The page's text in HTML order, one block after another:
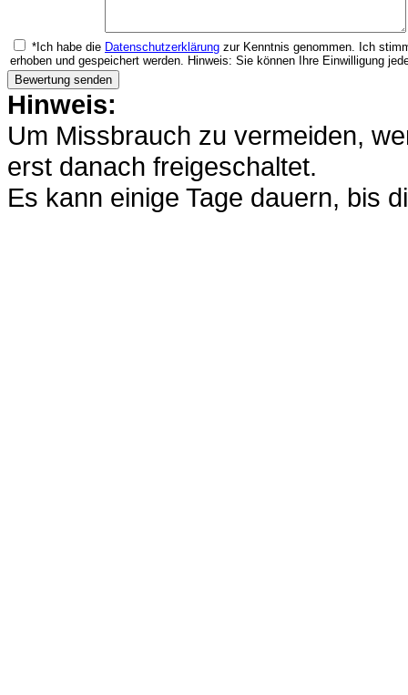
*Ich habe die Datenschutzerklärung zur Kenntnis genommen. Ich
erhoben und gespeichert werden. Hinweis: Sie können Ihre Einwilligung
Hinweis:
Um Missbrauch zu vermeiden,
erst danach freigeschaltet.
Es kann einige Tage dauern, bis